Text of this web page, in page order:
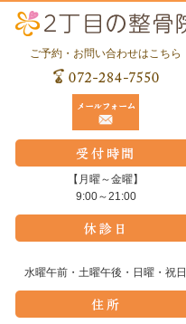
ご予約・お問い合わせはこちら
【月曜～金曜】
9:00～21:00
水曜午前・土曜午後・日曜・祝日